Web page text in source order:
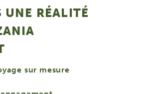
UNE RÉALITÉ
sur mesure